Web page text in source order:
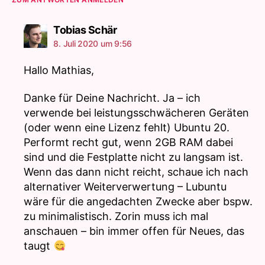
Tobias Schärsagt:
8. Juli 2020 um 9:56
Hallo Mathias,
Danke für Deine Nachricht. Ja – ich
verwende bei leistungsschwächeren Geräten
(oder wenn eine Lizenz fehlt) Ubuntu 20.
Performt recht gut, wenn 2GB RAM dabei
sind und die Festplatte nicht zu langsam ist.
Wenn das dann nicht reicht, schaue ich nach
alternativer Weiterverwertung – Lubuntu
wäre für die angedachten Zwecke aber bspw.
zu minimalistisch. Zorin muss ich mal
anschauen – bin immer offen für Neues, das
taugt